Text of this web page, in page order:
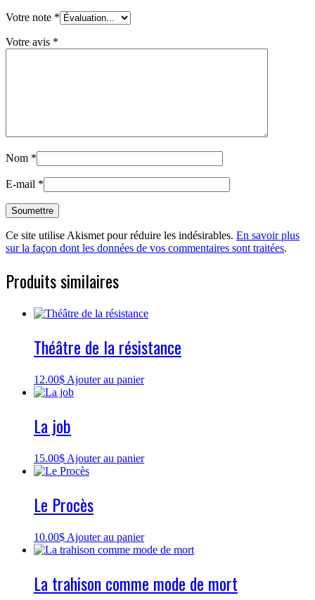
Votre note *
Votre avis *
Nom *
E-mail *
Ce site utilise Akismet pour réduire les indésirables. En savoir plus
sur la façon dont les données de vos commentaires sont traitées.
Produits similaires
Théâtre de la résistance
12.00$ Ajouter au panier
La job
15.00$ Ajouter au panier
Le Procès
10.00$ Ajouter au panier
La trahison comme mode de mort